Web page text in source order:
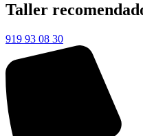
Taller
919 93 08 30